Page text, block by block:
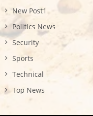
New Post1
Politics News
Security
Sports
Technical
Top News